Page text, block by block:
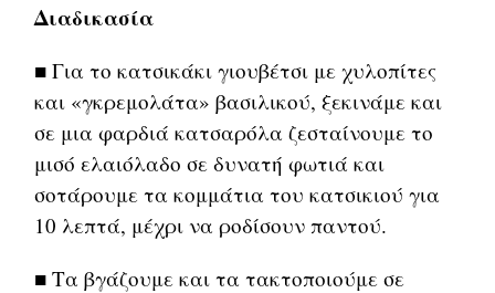
Διαδικασία
■ Για το κατσικάκι γιουβέτσι με χυλοπίτες
και «γκρεμολάτα» βασιλικού, ξεκινάμε και
σε μια φαρδιά κατσαρόλα ζεσταίνουμε το
μισό ελαιόλαδο σε δυνατή φωτιά και
σοτάρουμε τα κομμάτια του κατσικιού για
10 λεπτά, μέχρι να ροδίσουν παντού.
■ Τα βγάζουμε και τα τακτοποιούμε σε